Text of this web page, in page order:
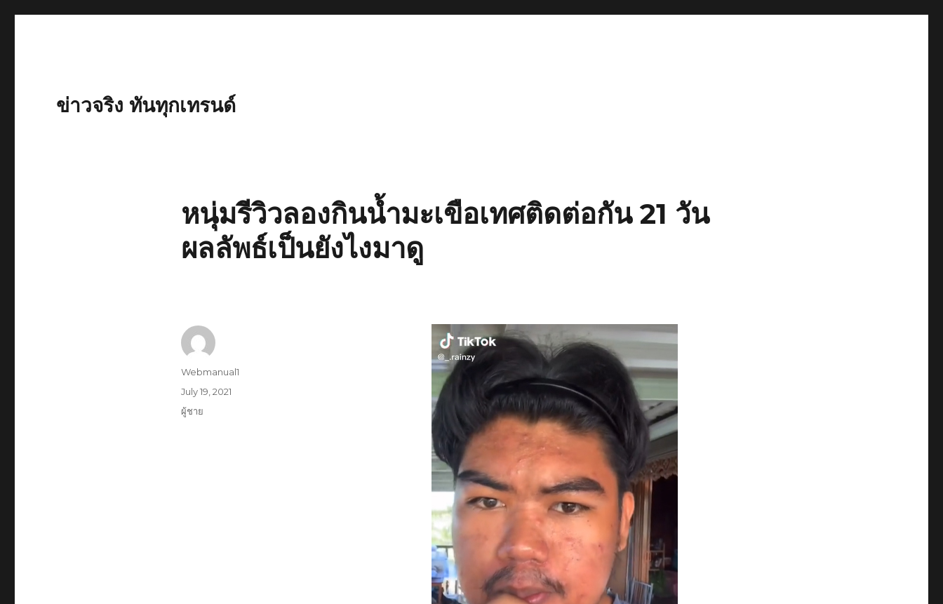
ข่าวจริง ทันทุกเทรนด์
หนุ่มรีวิวลองกินน้ำมะเขือเทศติดต่อกัน 21 วัน
ผลลัพธ์เป็นยังไงมาดู
Author
Webmanual1
Posted
on
July 19, 2021
Categories
ผู้ชาย